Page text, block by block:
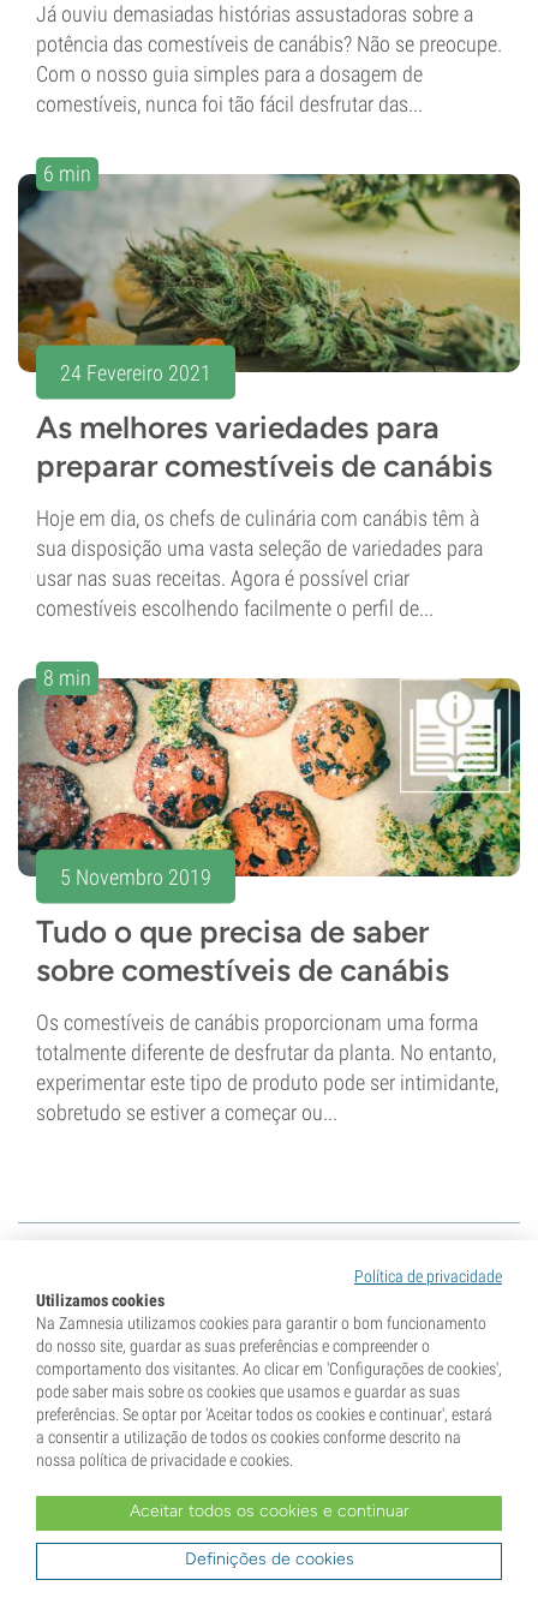
Já ouviu demasiadas histórias assustadoras sobre a
potência das comestíveis de canábis? Não se preocupe.
Com o nosso guia simples para a dosagem de
comestíveis, nunca foi tão fácil desfrutar das...
6 min
24 Fevereiro 2021
As melhores variedades para
preparar comestíveis de canábis
Hoje em dia, os chefs de culinária com canábis têm à
sua disposição uma vasta seleção de variedades para
usar nas suas receitas. Agora é possível criar
comestíveis escolhendo facilmente o perfil de...
8 min
5 Novembro 2019
Tudo o que precisa de saber
sobre comestíveis de canábis
Os comestíveis de canábis proporcionam uma forma
totalmente diferente de desfrutar da planta. No entanto,
experimentar este tipo de produto pode ser intimidante,
sobretudo se estiver a começar ou...
Pesquisar em categorias
ou
Política de privacidade
Utilizamos cookies
Na Zamnesia utilizamos cookies para garantir o bom funcionamento
do nosso site, guardar as suas preferências e compreender o
comportamento dos visitantes. Ao clicar em 'Configurações de cookies',
pode saber mais sobre os cookies que usamos e guardar as suas
preferências. Se optar por 'Aceitar todos os cookies e continuar', estará
a consentir a utilização de todos os cookies conforme descrito na
nossa política de privacidade e cookies.
Aceitar todos os cookies e continuar
Definições de cookies